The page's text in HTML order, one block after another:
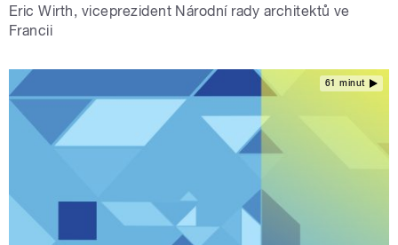
Eric Wirth, viceprezident Národní rady architektů ve
Francii
61 minut